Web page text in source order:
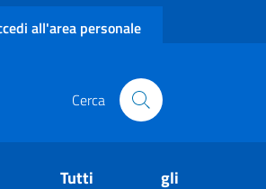
all'area personale
Cerca
Tutti gli